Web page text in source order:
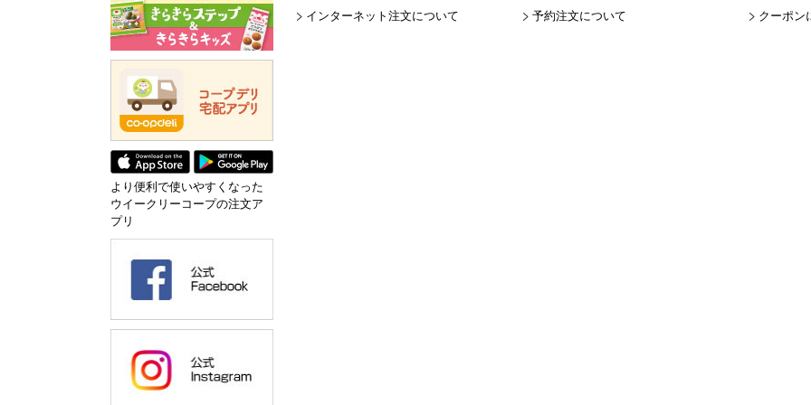
インターネット注文について 予約注文について クーポン
より便利で使いやすくなった
ウイークリーコープの注文ア
プリ